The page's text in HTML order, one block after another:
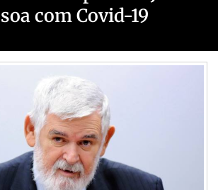
com Covid-19